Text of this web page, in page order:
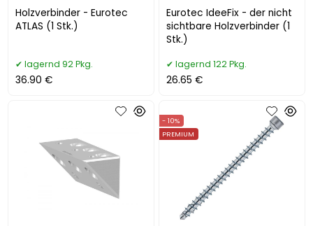
Holzverbinder - Eurotec
ATLAS (1 Stk.)
lagernd 92 Pkg.
36.90 €
Eurotec IdeeFix - der nicht
sichtbare Holzverbinder (1
Stk.)
lagernd 122 Pkg.
26.65 €
- 10%
PREMIUM